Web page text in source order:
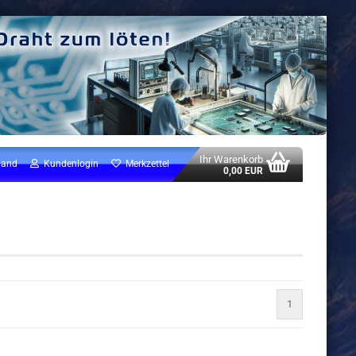
Ihr Warenkorb
0,00 EUR
Kundenlogin Merkzettel
1